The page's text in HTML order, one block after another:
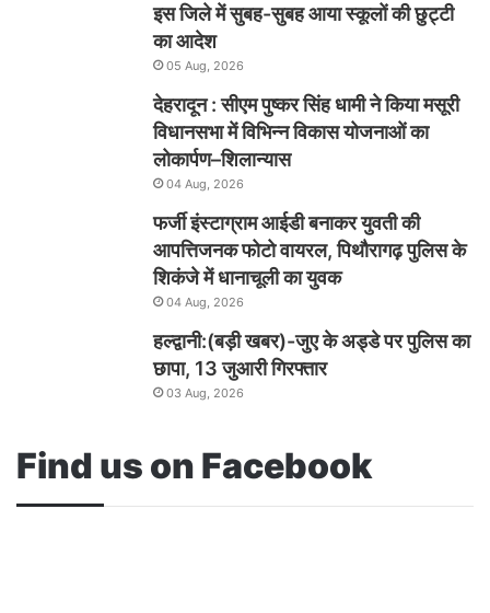
इस जिले में सुबह-सुबह आया स्कूलों की छुट्टी
का आदेश
05 Aug, 2026
देहरादून : सीएम पुष्कर सिंह धामी ने किया मसूरी
विधानसभा में विभिन्न विकास योजनाओं का
लोकार्पण–शिलान्यास
04 Aug, 2026
फर्जी इंस्टाग्राम आईडी बनाकर युवती की
आपत्तिजनक फोटो वायरल, पिथौरागढ़ पुलिस के
शिकंजे में धानाचूली का युवक
04 Aug, 2026
हल्द्वानी:(बड़ी खबर)-जुए के अड्डे पर पुलिस का
छापा, 13 जुआरी गिरफ्तार
03 Aug, 2026
Find us on Facebook